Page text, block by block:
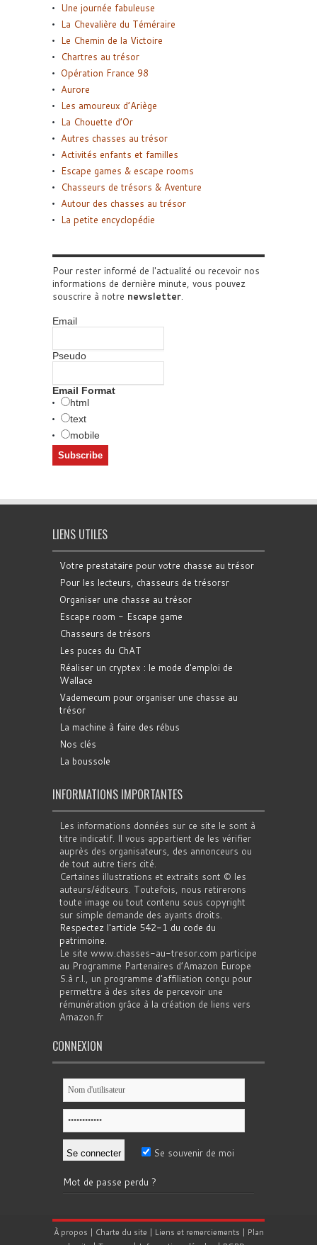
Une journée fabuleuse
La Chevalière du Téméraire
Le Chemin de la Victoire
Chartres au trésor
Opération France 98
Aurore
Les amoureux d’Ariège
La Chouette d’Or
Autres chasses au trésor
Activités enfants et familles
Escape games & escape rooms
Chasseurs de trésors & Aventure
Autour des chasses au trésor
La petite encyclopédie
Pour rester informé de l'actualité ou recevoir nos
informations de dernière minute, vous pouvez
souscrire à notre newsletter.
Email
Pseudo
Email Format
html
text
mobile
LIENS UTILES
Votre prestataire pour votre chasse au trésor
Pour les lecteurs, chasseurs de trésorsr
Organiser une chasse au trésor
Escape room - Escape game
Chasseurs de trésors
Les puces du ChAT
Réaliser un cryptex : le mode d'emploi de
Wallace
Vademecum pour organiser une chasse au
trésor
La machine à faire des rébus
Nos clés
La boussole
INFORMATIONS IMPORTANTES
Les informations données sur ce site le sont à
titre indicatif. Il vous appartient de les vérifier
auprès des organisateurs, des annonceurs ou
de tout autre tiers cité.
Certaines illustrations et extraits sont © les
auteurs/éditeurs. Toutefois, nous retirerons
toute image ou tout contenu sous copyright
sur simple demande des ayants droits.
Respectez l'article 542-1 du code du
patrimoine.
Le site www.chasses-au-tresor.com participe
au Programme Partenaires d’Amazon Europe
S.à r.l., un programme d’affiliation conçu pour
permettre à des sites de percevoir une
rémunération grâce à la création de liens vers
Amazon.fr
CONNEXION
Se souvenir de moi
Mot de passe perdu ?
À propos | Charte du site | Liens et remerciements | Plan